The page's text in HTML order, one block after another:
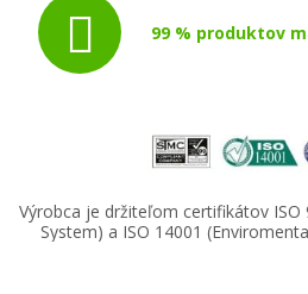
99 % produktov
Výrobca je držiteľom certifikátov
System) a ISO 14001